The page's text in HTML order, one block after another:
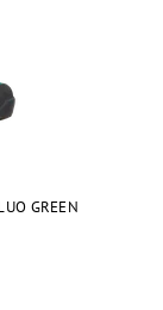
GREEN